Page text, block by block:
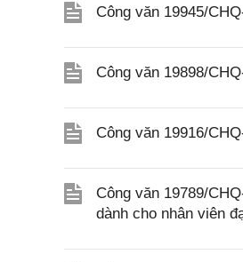
Công văn 19945/
Công văn 19898/
Công văn 19916/
Công văn 19789/
dành cho nhân viên